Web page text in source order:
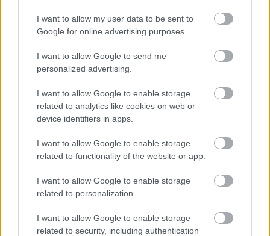
I want to allow my user data to be sent to
Google for online advertising purposes.
I want to allow Google to send me
personalized advertising.
I want to allow Google to enable storage
related to analytics like cookies on web or
device identifiers in apps.
I want to allow Google to enable storage
related to functionality of the website or app.
I want to allow Google to enable storage
related to personalization.
I want to allow Google to enable storage
related to security, including authentication
Πολλοί ασθενείς υπέφεραν από ακρωτηριασμούς
και τύφλωση
Η παχυσαρκία ως δείκτης ευημερίας
Η αύξηση του βάρους θεωρείται συχνά
ένδειξη
ευημερίας στο Ναουρού, καθώς υποδηλώνει ότι
καθιστική ζωή αντιμετωπίζεται πλέον ως
κοινωνικό status. Σε σύγκριση με τις ΗΠΑ - των
οποίων ο πληθυσμός είναι 29.000 φορές
μεγαλύτερος - περίπου τα δύο τρίτα των ενηλίκων
είναι παχύσαρκοι, έναντι περίπου δύο στους πέντε.
Το ποσοστό διαβήτη είναι60% υψηλότεροαπό